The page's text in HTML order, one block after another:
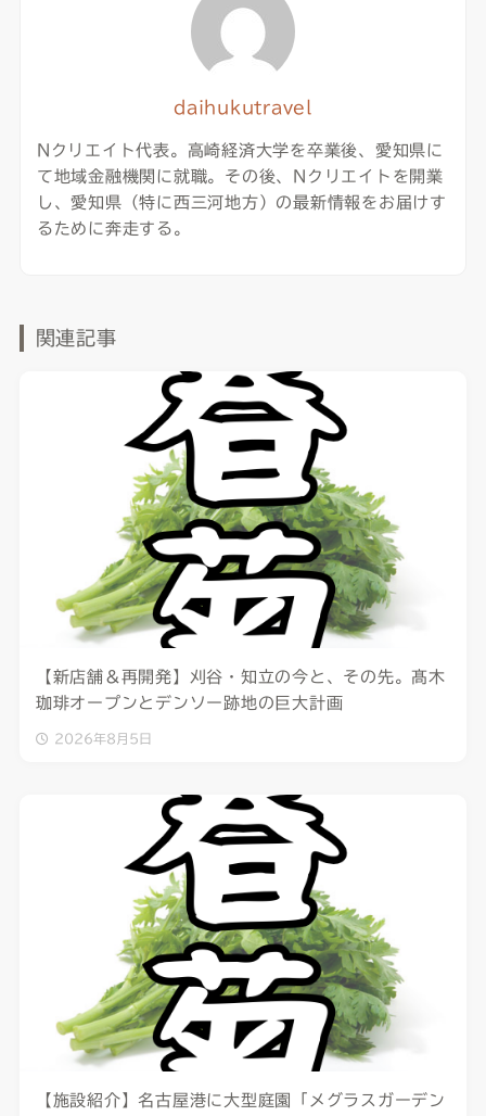
daihukutravel
Nクリエイト代表。高崎経済大学を卒業後、愛知県に
て地域金融機関に就職。その後、Nクリエイトを開業
し、愛知県（特に西三河地方）の最新情報をお届けす
るために奔走する。
関連記事
【新店舗＆再開発】刈谷・知立の今と、その先。髙木
珈琲オープンとデンソー跡地の巨大計画
2026年8月5日
【施設紹介】名古屋港に大型庭園「メグラスガーデン